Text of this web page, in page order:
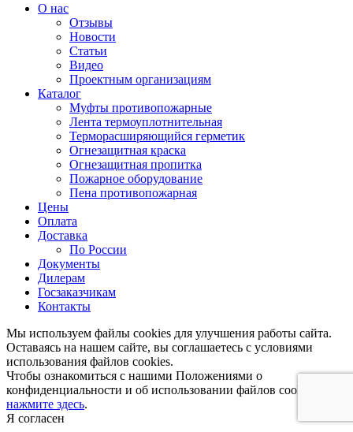
О нас
Отзывы
Новости
Статьи
Видео
Проектным организациям
Каталог
Муфты противопожарные
Лента термоуплотнительная
Терморасширяющийся герметик
Огнезащитная краска
Огнезащитная пропитка
Пожарное оборудование
Пена противопожарная
Цены
Оплата
Доставка
По России
Документы
Дилерам
Госзаказчикам
Контакты
Мы используем файлы cookies для улучшения работы сайта.
Оставаясь на нашем сайте, вы соглашаетесь с условиями
использования файлов cookies.
Чтобы ознакомиться с нашими Положениями о
конфиденциальности и об использовании файлов cookies
нажмите здесь.
Я согласен